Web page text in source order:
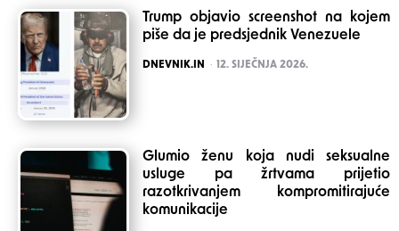
Trump objavio screenshot na kojem
piše da je predsjednik Venezuele
POSTED
DNEVNIK.IN 12. SIJEČNJA 2026.
Glumio ženu koja nudi seksualne
usluge pa žrtvama prijetio
razotkrivanjem kompromitirajuće
komunikacije